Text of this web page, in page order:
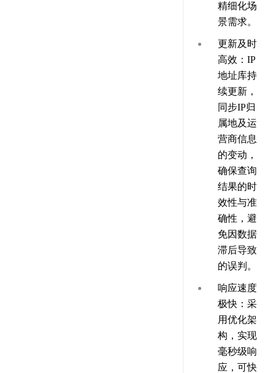
精细化场
景需求。
更新及时
高效 ：IP
地址库持
续更新，
同步IP归
属地及运
营商信息
的变动，
确保查询
结果的时
效性与准
确性，避
免因数据
滞后导致
的误判。
响应速度
极快 ：采
用优化架
构，实现
毫秒级响
应，可快